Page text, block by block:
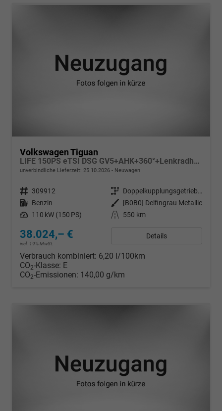
Volkswagen Tiguan
LIFE 150PS eTSI DSG GV5+AHK+360°+Lenkradheiz+IQ.Drive+ACC+App+eHeck+LED
unverbindliche Lieferzeit: 25.10.2026 Neuwagen
Fahrzeugnr. 309912 Getriebe
Doppelkupplungsgetriebe (DSG)
Kraftstoff Benzin Außenfarbe
[B0B0] Delfingrau Metallic
Leistung 110 kW (150 PS) Kilometerstand 550 km
38.024,– €
incl. 19% MwSt.
Details
Verbrauch kombiniert: 6,20 l/100km
CO2-Klasse: E
CO2-Emissionen: 140,00 g/km